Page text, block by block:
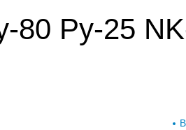
80 Ру-25